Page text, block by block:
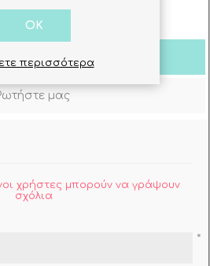
Πελατών
μας
χρήστες μπορούν να γράψουν
σχόλια
*
OK
περισσότερα